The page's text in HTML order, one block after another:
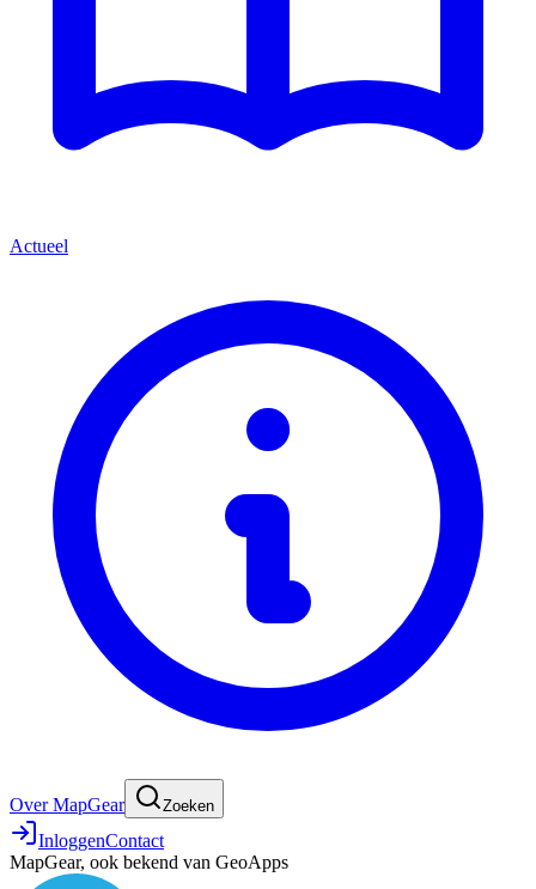
Actueel
Over MapGear Zoeken
InloggenContact
MapGear, ook bekend van GeoApps